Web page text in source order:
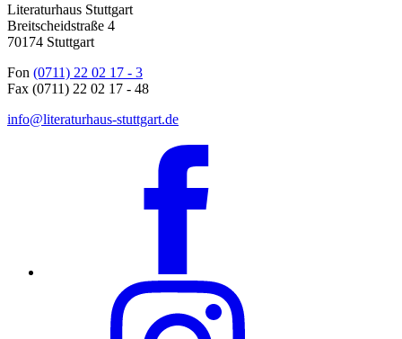
Literaturhaus Stuttgart
Breitscheidstraße 4
70174 Stuttgart
Fon (0711) 22 02 17 - 3
Fax (0711) 22 02 17 - 48
info@literaturhaus-stuttgart.de